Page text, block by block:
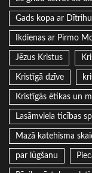
Gads kopa ar
Ikdienas ar Pirmo
Jēzus Kristus
Kristīgā dzīve
Kristīgās ētikas un
Lasāmviela ticības
Mazā katehisma
par lūgšanu